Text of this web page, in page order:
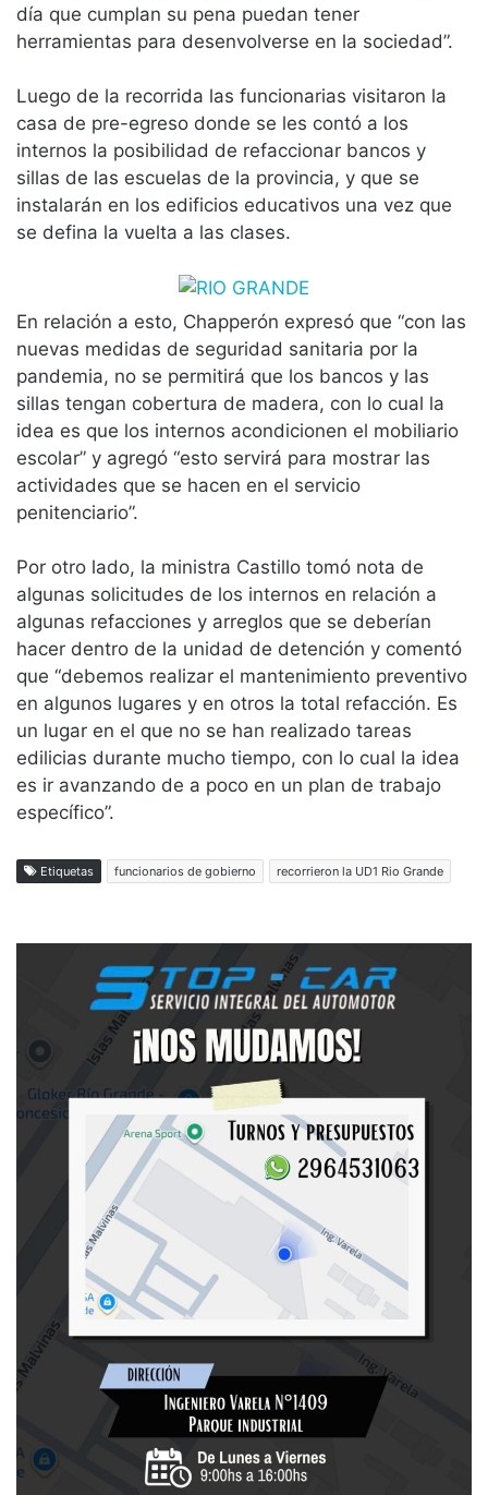
día que cumplan su pena puedan tener
herramientas para desenvolverse en la sociedad”.
Luego de la recorrida las funcionarias visitaron la
casa de pre-egreso donde se les contó a los
internos la posibilidad de refaccionar bancos y
sillas de las escuelas de la provincia, y que se
instalarán en los edificios educativos una vez que
se defina la vuelta a las clases.
En relación a esto, Chapperón expresó que “con las
nuevas medidas de seguridad sanitaria por la
pandemia, no se permitirá que los bancos y las
sillas tengan cobertura de madera, con lo cual la
idea es que los internos acondicionen el mobiliario
escolar” y agregó “esto servirá para mostrar las
actividades que se hacen en el servicio
penitenciario”.
Por otro lado, la ministra Castillo tomó nota de
algunas solicitudes de los internos en relación a
algunas refacciones y arreglos que se deberían
hacer dentro de la unidad de detención y comentó
que “debemos realizar el mantenimiento preventivo
en algunos lugares y en otros la total refacción. Es
un lugar en el que no se han realizado tareas
edilicias durante mucho tiempo, con lo cual la idea
es ir avanzando de a poco en un plan de trabajo
específico”.
Etiquetas funcionarios de gobierno recorrieron la UD1 Rio Grande